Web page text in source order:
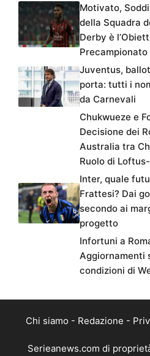
Motivato,
della Squadra
Derby è
Precampionato
Juventus,
porta: tutti i
da Carnevali
Chukwueze e
Decisione dei
Australia tra
Ruolo di
Inter, quale
Frattesi? Dai
secondo ai
progetto
Infortuni a
Aggiornamenti
condizioni di
Chi siamo - Redazione -
Serieanews.com di